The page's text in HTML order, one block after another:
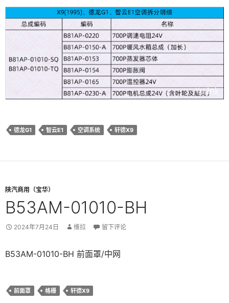
德龙G1 智云E1 空调系统 轩德X9
陕汽商用（宝华）
B53AM-01010-BH
2024年7月24日 维拉 留下评论
B53AM-01010-BH 前面罩/中网
前面罩 格栅 轩德X9